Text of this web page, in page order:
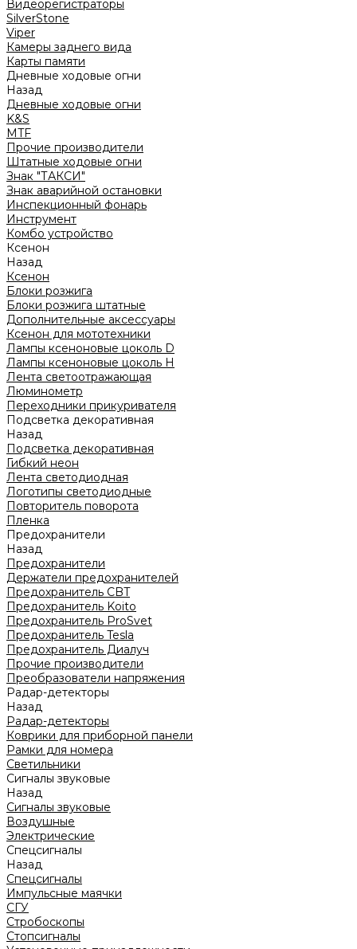
Видеорегистраторы
SilverStone
Viper
Камеры заднего вида
Карты памяти
Дневные ходовые огни
Назад
Дневные ходовые огни
K&S
MTF
Прочие производители
Штатные ходовые огни
Знак "ТАКСИ"
Знак аварийной остановки
Инспекционный фонарь
Инструмент
Комбо устройство
Ксенон
Назад
Ксенон
Блоки розжига
Блоки розжига штатные
Дополнительные аксессуары
Ксенон для мототехники
Лампы ксеноновые цоколь D
Лампы ксеноновые цоколь H
Лента светоотражающая
Люминометр
Переходники прикуривателя
Подсветка декоративная
Назад
Подсветка декоративная
Гибкий неон
Лента светодиодная
Логотипы светодиодные
Повторитель поворота
Пленка
Предохранители
Назад
Предохранители
Держатели предохранителей
Предохранитель CBT
Предохранитель Koito
Предохранитель ProSvet
Предохранитель Tesla
Предохранитель Диалуч
Прочие производители
Преобразователи напряжения
Радар-детекторы
Назад
Радар-детекторы
Коврики для приборной панели
Рамки для номера
Светильники
Сигналы звуковые
Назад
Сигналы звуковые
Воздушные
Электрические
Спецсигналы
Назад
Спецсигналы
Импульсные маячки
СГУ
Стробоскопы
Стопсигналы